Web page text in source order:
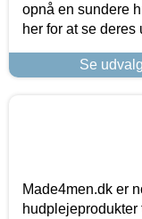
opnå en sundere
her for at se deres
Se
Made4men.dk er